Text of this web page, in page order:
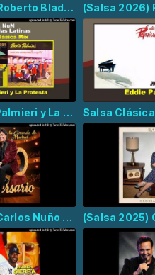
(Salsa 2026) Roberto Blades - El Preso
Mix de Eddie Palmieri y La Protesta
(Salsa 2025) Carlos Nuño La Grande de Madrid - El Manisero